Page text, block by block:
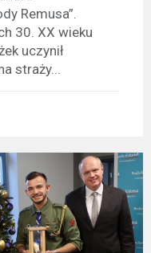
Remusa”.
30. XX wieku
uczynił
straży...